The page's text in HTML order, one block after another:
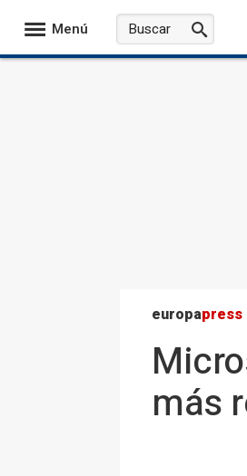
Menú
europapress
más